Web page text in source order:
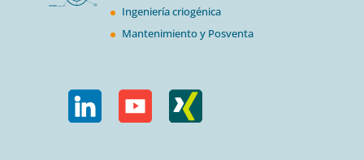
Ingeniería criogénica
Mantenimiento y Posventa